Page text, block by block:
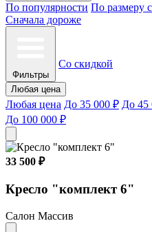
По популярности По размеру
Сначала дороже
Фильтры
Со скидкой
Любая цена
Любая цена До 35 000 ₽ До 45
До 100 000 ₽
33 500 ₽
Кресло "комплект 6"
Салон Массив